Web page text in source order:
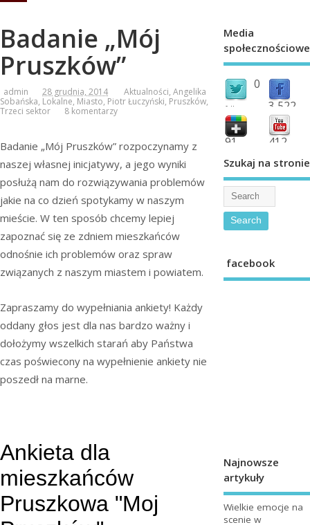
Badanie „Mój
Pruszków”
admin 28 grudnia, 2014 Aktualności, Angelika
Sobańska, Lokalne, Miasto, Piotr Łuczyński, Pruszków,
Trzeci sektor
8 komentarzy
Badanie „Mój Pruszków” rozpoczynamy z
naszej własnej inicjatywy, a jego wyniki
posłużą nam do rozwiązywania problemów
jakie na co dzień spotykamy w naszym
mieście. W ten sposób chcemy lepiej
zapoznać się ze zdniem mieszkańców
odnośnie ich problemów oraz spraw
związanych z naszym miastem i powiatem.
Zapraszamy do wypełniania ankiety! Każdy
oddany głos jest dla nas bardzo ważny i
dołożymy wszelkich starań aby Państwa
czas poświecony na wypełnienie ankiety nie
poszedł na marne.
Media
społecznościowe
0
followers 3,522
fans
91 412
Szukaj na stronie
facebook
Najnowsze
artykuły
Wielkie emocje na
scenie w